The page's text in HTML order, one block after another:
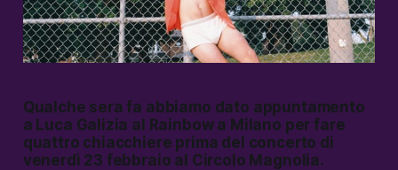
Qualche sera fa abbiamo dato appuntamento
a Luca Galizia al Rainbow a Milano per fare
quattro chiacchiere prima del concerto di
venerdì 23 febbraio al Circolo Magnolia.